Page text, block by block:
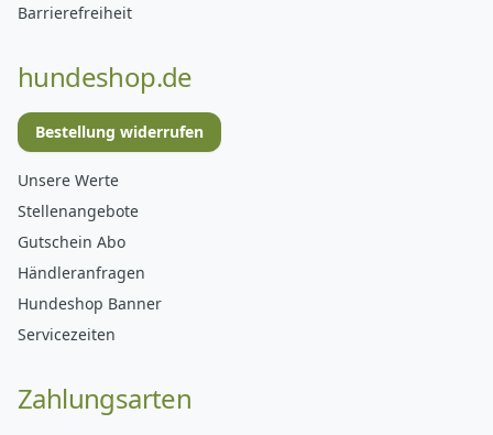
Barrierefreiheit
hundeshop.de
Bestellung widerrufen
Unsere Werte
Stellenangebote
Gutschein Abo
Händleranfragen
Hundeshop Banner
Servicezeiten
Zahlungsarten